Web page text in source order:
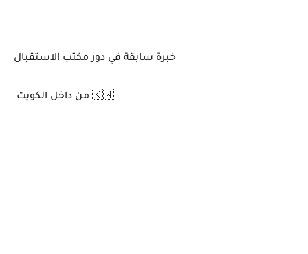
خبرة سابقة في دور مكتب الاستقبال
من داخل الكويت 🇰🇼